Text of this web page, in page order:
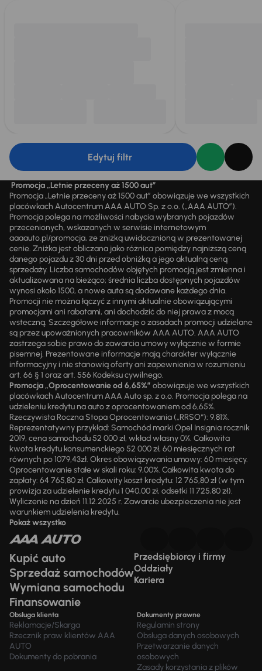
Edytuj filtr
Promocja „Letnie przeceny aż 1500 aut”
Promocja „Letnie przeceny aż 1500 aut” obowiązuje we wszystkich
placówkach Autocentrum AAA AUTO Sp. z o.o. („AAA AUTO”).
Promocja polega na możliwości nabycia wybranych pojazdów
przecenionych, wskazanych w serwisie internetowym
aaaauto.pl/promocja, ze zniżką uwidocznioną w prezentowanej
cenie. Zniżka jest obliczana jako różnica pomiędzy najniższą ceną
danego pojazdu z 30 dni przed obniżką a jego aktualną ceną
sprzedaży. Liczba samochodów objętych promocją jest zmienna i
aktualizowana na bieżąco; średnia liczba dostępnych pojazdów
wynosi około 1500, a nowe auta są dodawane każdego dnia.
Promocji nie można łączyć z innymi aktualnie obowiązującymi
promocjami ani rabatami, ani dochodzić do niej prawa z mocą
wsteczną. Szczegółowe informacje o zasadach promocji udzielane
są przez upoważnionych pracowników AAA AUTO. AAA AUTO
zastrzega sobie prawo do zawarcia umowy wyłącznie w formie
pisemnej. Prezentowane informacje mają charakter wyłącznie
informacyjny i nie stanowią oferty ani zapewnienia w rozumieniu
art. 66 § 1 oraz art. 556 Kodeksu cywilnego.
Promocja „Oprocentowanie od 6,65%” obowiązuje we wszystkich
placówkach Autocentrum AAA Auto sp. z o.o. Promocja polega na
udzieleniu kredytu na auto z oprocentowaniem od 6,65%.
Rzeczywista Roczna Stopa Oprocentowania („RRSO“): 9,81%.
Reprezentatywny przykład: Samochód marki Opel Insignia rocznik
2019, cena samochodu 52 000 zł, wkład własny 0%. Całkowita
kwota kredytu konsumenckiego 52 000 zł, 60 miesięcznych rat
równych po 1079,43zł. Okres obowiązywania umowy: 60 miesięcy.
Oprocentowanie stałe w skali roku: 9,00%. Całkowita kwota do
zapłaty: 64 765,80 zł. Całkowity koszt kredytu: 12 765,80 zł (w tym
prowizja za udzielenie kredytu 1 040,00 zł, odsetki 11 725,80 zł).
Wyliczenie na dzień 11.12.2025 r. Zawarcie ubezpieczenia nie jest
warunkiem udzielenia kredytu.
Pokaż wszystko
Kupić auto
Sprzedaż samochodów
Wymiana samochodu
Finansowanie
Przedsiębiorcy i firmy
Oddziały
Kariera
Obsługa klienta
Reklamacje/Skarga
Rzecznik praw klientów AAA
AUTO
Dokumenty do pobrania
Dokumenty prawne
Regulamin strony
Obsługa danych osobowych
Przetwarzanie danych
osobowych
Zasady korzystania z plików